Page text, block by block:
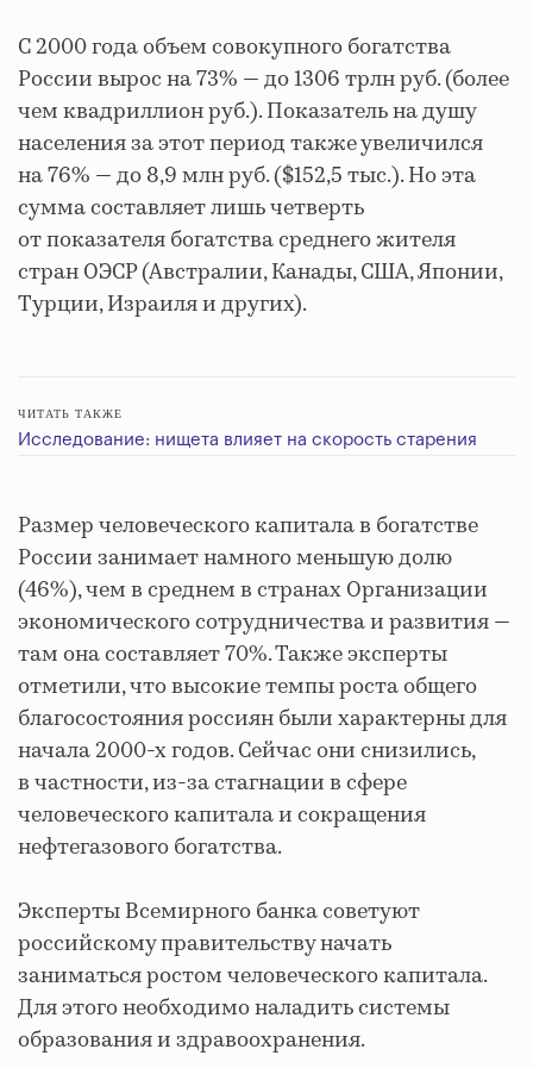
С 2000 года объем совокупного богатства
России вырос на 73% — до 1306 трлн руб. (более
чем квадриллион руб.). Показатель на душу
населения за этот период также увеличился
на 76% — до 8,9 млн руб. ($152,5 тыс.). Но эта
сумма составляет лишь четверть
от показателя богатства среднего жителя
стран ОЭСР (Австралии, Канады, США, Японии,
Турции, Израиля и других).
ЧИТАТЬ ТАКЖЕ
Исследование: нищета влияет на скорость старения
Размер человеческого капитала в богатстве
России занимает намного меньшую долю
(46%), чем в среднем в странах Организации
экономического сотрудничества и развития —
там она составляет 70%. Также эксперты
отметили, что высокие темпы роста общего
благосостояния россиян были характерны для
начала 2000-х годов. Сейчас они снизились,
в частности, из-за стагнации в сфере
человеческого капитала и сокращения
нефтегазового богатства.
Эксперты Всемирного банка советуют
российскому правительству начать
заниматься ростом человеческого капитала.
Для этого необходимо наладить системы
образования и здравоохранения.